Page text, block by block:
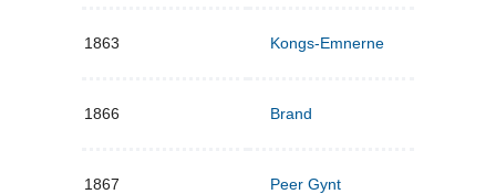
1863 Kongs-Emnerne
1866 Brand
1867 Peer Gynt